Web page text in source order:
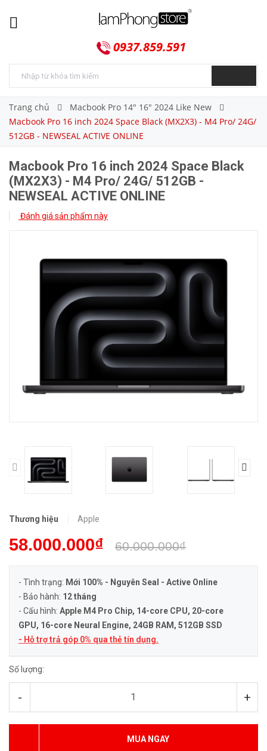
0937.859.591
Trang chủ
Macbook Pro 14" 16" 2024 Like New
Macbook Pro 16 inch 2024 Space Black (MX2X3) - M4 Pro/ 24G/
512GB - NEWSEAL ACTIVE ONLINE
Macbook Pro 16 inch 2024 Space Black
(MX2X3) - M4 Pro/ 24G/ 512GB -
NEWSEAL ACTIVE ONLINE
Đánh giá sản phẩm này
Thương hiệu Apple
58.000.000₫ 60.000.000₫
- Tình trạng: Mới 100% - Nguyên Seal - Active Online
- Bảo hành: 12 tháng
- Cấu hình: Apple M4 Pro Chip, 14-core CPU, 20-core
GPU, 16-core Neural Engine, 24GB RAM, 512GB SSD
- Hỗ trợ trả góp 0% qua thẻ tín dụng.
Số lượng:
- +
MUA NGAY